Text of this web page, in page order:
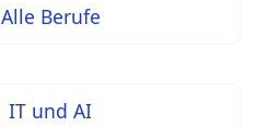
Alle Berufe
IT und AI